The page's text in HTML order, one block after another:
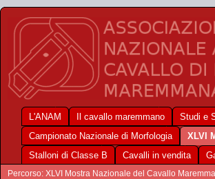
L'ANAM Il cavallo maremmano Studi e
Campionato Nazionale di Morfologia
XLVI
Stalloni di Classe B
Cavalli in vendita
Percorso: XLVI Mostra Nazionale del Cavallo